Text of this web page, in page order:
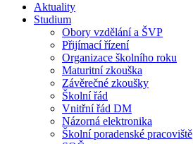
Aktuality
Studium
Obory vzdělání a ŠVP
Přijímací řízení
Organizace školního roku
Maturitní zkouška
Závěrečné zkoušky
Školní řád
Vnitřní řád DM
Názorná elektronika
Školní poradenské pracoviště